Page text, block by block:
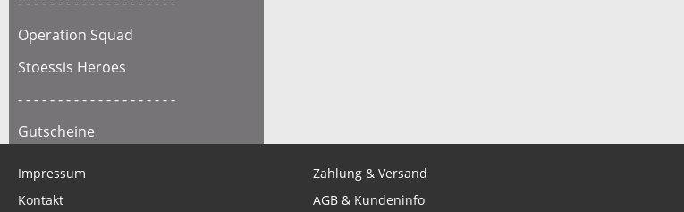
Operation Squad
Stoessis Heroes
- - - - - - - - - - - - - - - - - - - -
Gutscheine
Impressum
Kontakt
Zahlung & Versand
AGB & Kundeninfo